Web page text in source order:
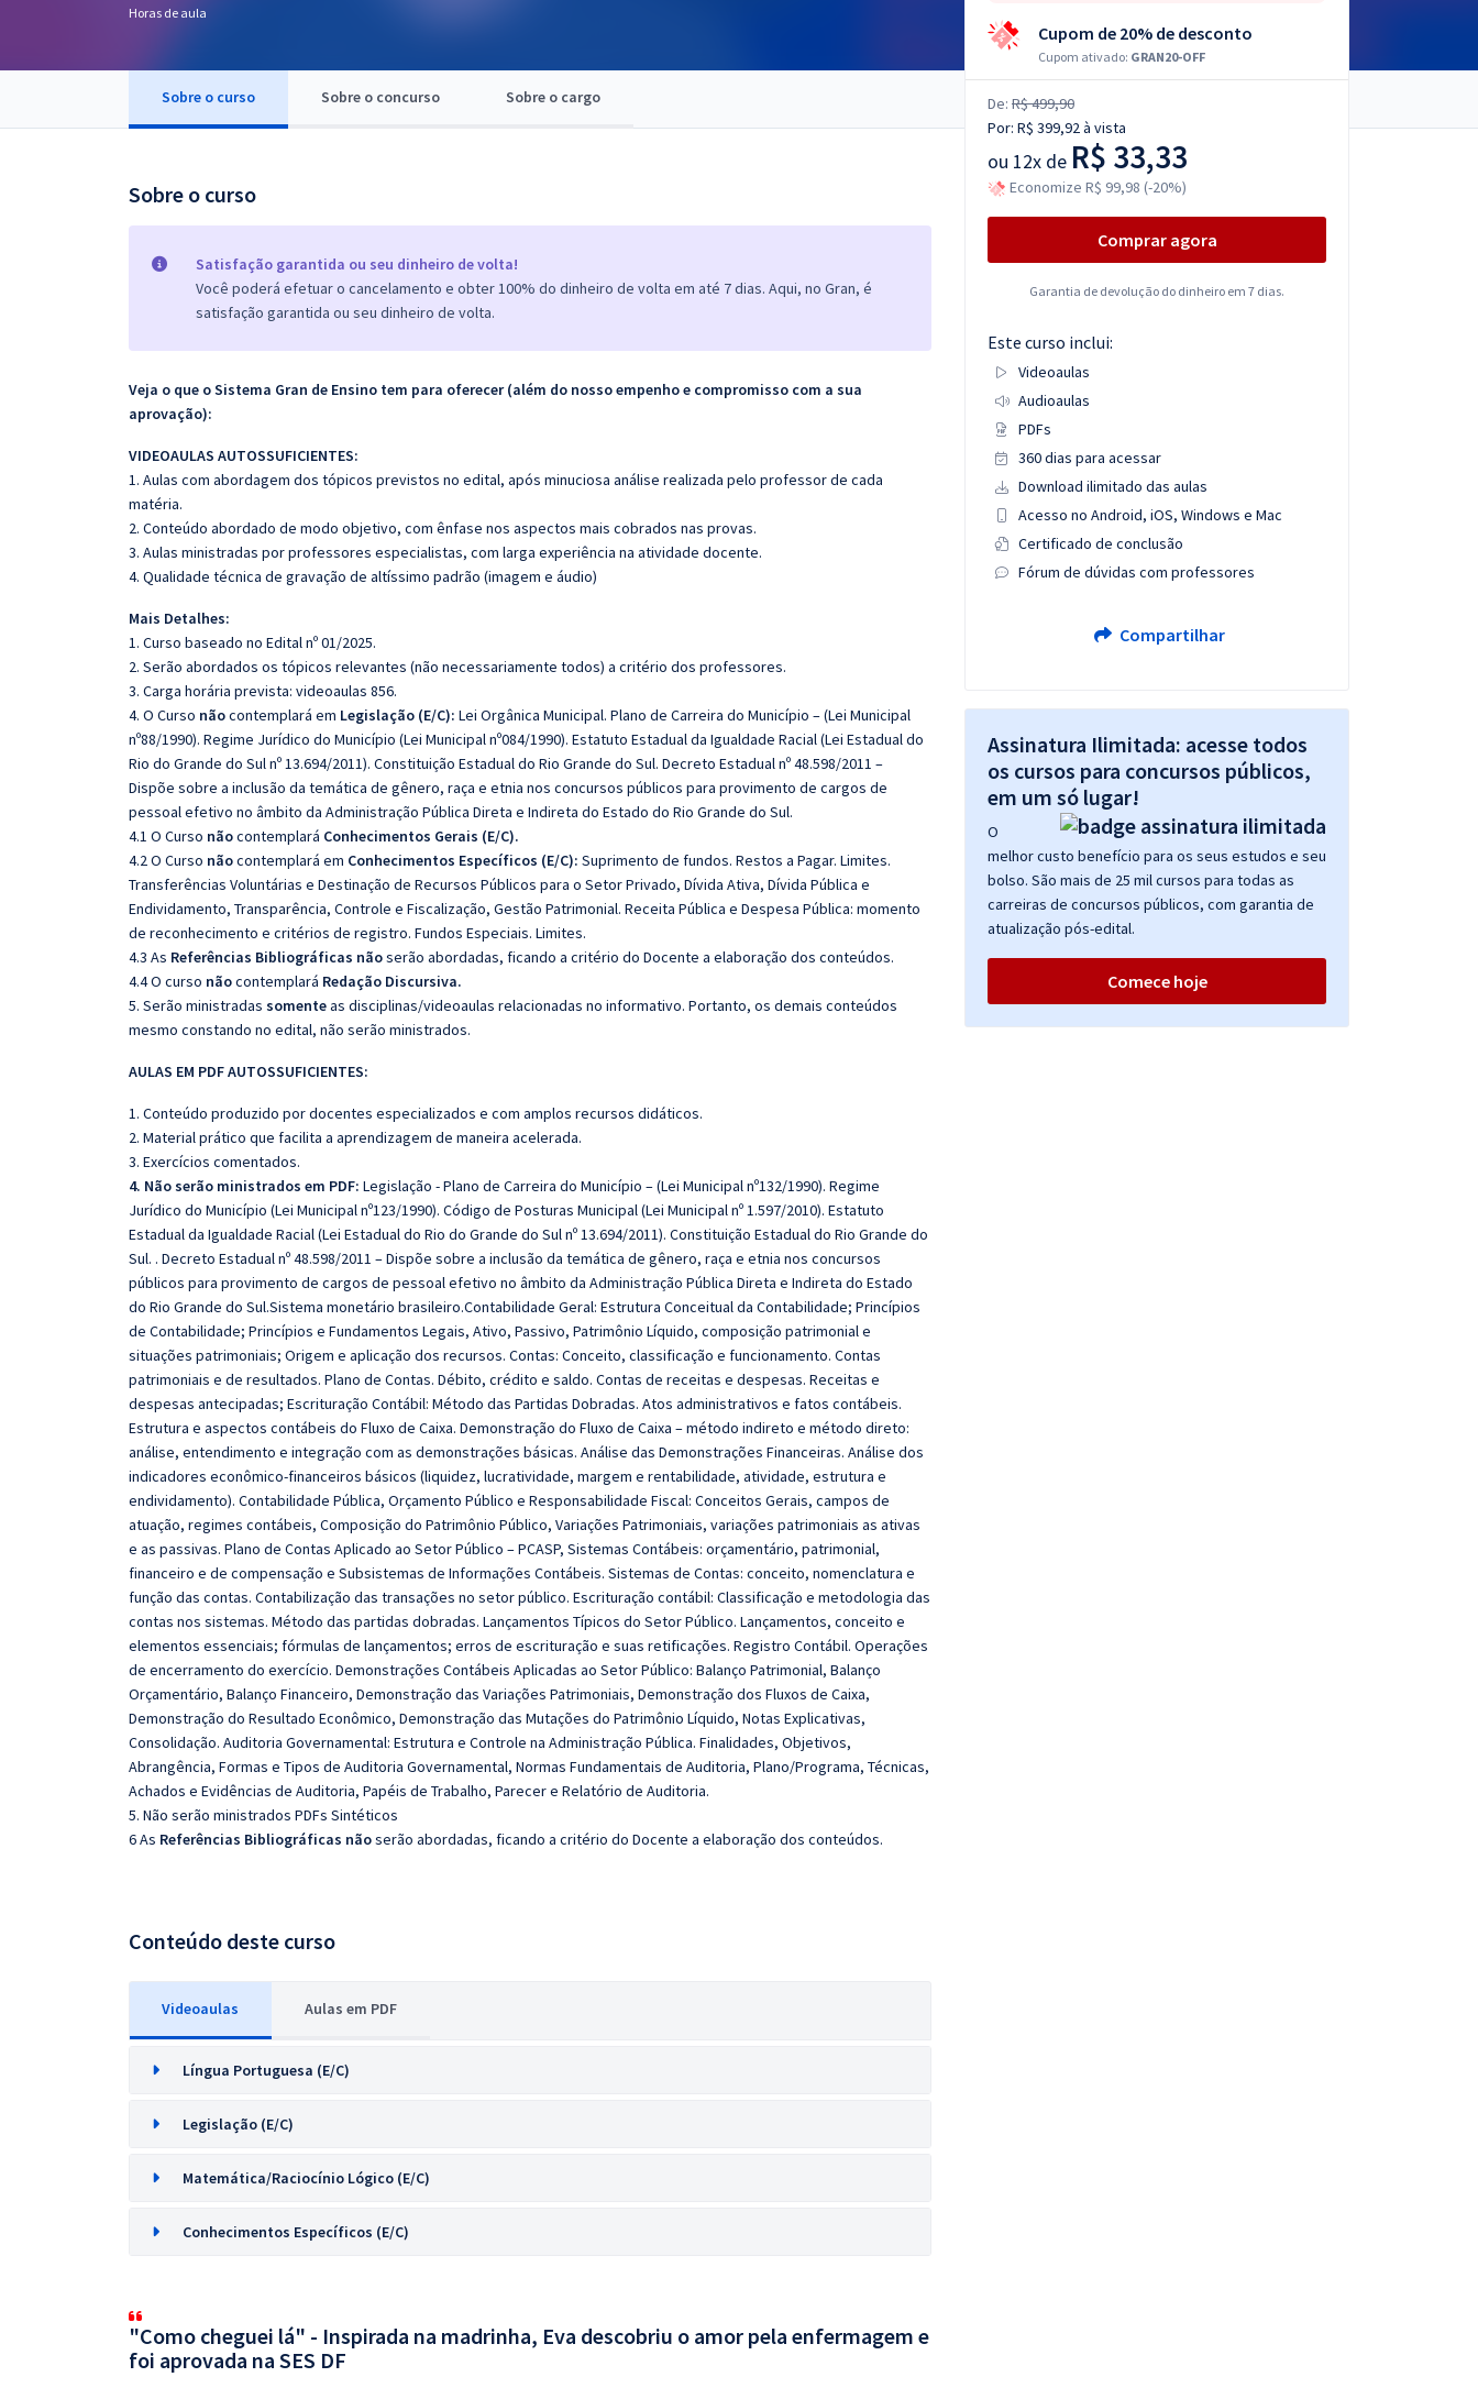
OAB
Questões grátis
Conteúdo gratuito
Horas de aula
Sobre o curso Sobre o concurso Sobre o cargo
Sobre o curso
Satisfação garantida ou seu dinheiro de volta!
Você poderá efetuar o cancelamento e obter 100% do dinheiro de volta em até 7 dias. Aqui, no Gran, é
satisfação garantida ou seu dinheiro de volta.
Veja o que o Sistema Gran de Ensino tem para oferecer (além do nosso empenho e compromisso com a sua
aprovação):
VIDEOAULAS AUTOSSUFICIENTES:
1. Aulas com abordagem dos tópicos previstos no edital, após minuciosa análise realizada pelo professor de cada
matéria.
2. Conteúdo abordado de modo objetivo, com ênfase nos aspectos mais cobrados nas provas.
3. Aulas ministradas por professores especialistas, com larga experiência na atividade docente.
4. Qualidade técnica de gravação de altíssimo padrão (imagem e áudio)
Mais Detalhes:
1. Curso baseado no Edital nº 01/2025.
2. Serão abordados os tópicos relevantes (não necessariamente todos) a critério dos professores.
3. Carga horária prevista: videoaulas 856.
4. O Curso nãocontemplará em Legislação (E/C): Lei Orgânica Municipal. Plano de Carreira do Município – (Lei Municipal
nº88/1990). Regime Jurídico do Município (Lei Municipal nº084/1990). Estatuto Estadual da Igualdade Racial (Lei Estadual do
Rio do Grande do Sul nº 13.694/2011). Constituição Estadual do Rio Grande do Sul. Decreto Estadual nº 48.598/2011 –
Dispõe sobre a inclusão da temática de gênero, raça e etnia nos concursos públicos para provimento de cargos de
pessoal efetivo no âmbito da Administração Pública Direta e Indireta do Estado do Rio Grande do Sul.
4.1 O Curso nãocontemplará Conhecimentos Gerais (E/C).
4.2 O Curso nãocontemplará em Conhecimentos Específicos (E/C): Suprimento de fundos. Restos a Pagar. Limites.
Transferências Voluntárias e Destinação de Recursos Públicos para o Setor Privado, Dívida Ativa, Dívida Pública e
Endividamento, Transparência, Controle e Fiscalização, Gestão Patrimonial. Receita Pública e Despesa Pública: momento
de reconhecimento e critérios de registro. Fundos Especiais. Limites.
4.3 As Referências Bibliográficas nãoserão abordadas, ficando a critério do Docente a elaboração dos conteúdos.
4.4 O curso nãocontemplará Redação Discursiva.
5. Serão ministradas somenteas disciplinas/videoaulas relacionadas no informativo. Portanto, os demais conteúdos
mesmo constando no edital, não serão ministrados.
AULAS EM PDF AUTOSSUFICIENTES:
1. Conteúdo produzido por docentes especializados e com amplos recursos didáticos.
2. Material prático que facilita a aprendizagem de maneira acelerada.
3. Exercícios comentados.
4. Não serão ministrados em PDF: Legislação - Plano de Carreira do Município – (Lei Municipal nº132/1990). Regime
Jurídico do Município (Lei Municipal nº123/1990). Código de Posturas Municipal (Lei Municipal nº 1.597/2010). Estatuto
Estadual da Igualdade Racial (Lei Estadual do Rio do Grande do Sul nº 13.694/2011). Constituição Estadual do Rio Grande do
Sul. . Decreto Estadual nº 48.598/2011 – Dispõe sobre a inclusão da temática de gênero, raça e etnia nos concursos
públicos para provimento de cargos de pessoal efetivo no âmbito da Administração Pública Direta e Indireta do Estado
do Rio Grande do Sul.Sistema monetário brasileiro.Contabilidade Geral: Estrutura Conceitual da Contabilidade; Princípios
de Contabilidade; Princípios e Fundamentos Legais, Ativo, Passivo, Patrimônio Líquido, composição patrimonial e
situações patrimoniais; Origem e aplicação dos recursos. Contas: Conceito, classificação e funcionamento. Contas
patrimoniais e de resultados. Plano de Contas. Débito, crédito e saldo. Contas de receitas e despesas. Receitas e
despesas antecipadas; Escrituração Contábil: Método das Partidas Dobradas. Atos administrativos e fatos contábeis.
Estrutura e aspectos contábeis do Fluxo de Caixa. Demonstração do Fluxo de Caixa – método indireto e método direto:
análise, entendimento e integração com as demonstrações básicas. Análise das Demonstrações Financeiras. Análise dos
indicadores econômico-financeiros básicos (liquidez, lucratividade, margem e rentabilidade, atividade, estrutura e
endividamento). Contabilidade Pública, Orçamento Público e Responsabilidade Fiscal: Conceitos Gerais, campos de
atuação, regimes contábeis, Composição do Patrimônio Público, Variações Patrimoniais, variações patrimoniais as ativas
e as passivas. Plano de Contas Aplicado ao Setor Público – PCASP, Sistemas Contábeis: orçamentário, patrimonial,
financeiro e de compensação e Subsistemas de Informações Contábeis. Sistemas de Contas: conceito, nomenclatura e
função das contas. Contabilização das transações no setor público. Escrituração contábil: Classificação e metodologia das
contas nos sistemas. Método das partidas dobradas. Lançamentos Típicos do Setor Público. Lançamentos, conceito e
elementos essenciais; fórmulas de lançamentos; erros de escrituração e suas retificações. Registro Contábil. Operações
de encerramento do exercício. Demonstrações Contábeis Aplicadas ao Setor Público: Balanço Patrimonial, Balanço
Orçamentário, Balanço Financeiro, Demonstração das Variações Patrimoniais, Demonstração dos Fluxos de Caixa,
Demonstração do Resultado Econômico, Demonstração das Mutações do Patrimônio Líquido, Notas Explicativas,
Consolidação. Auditoria Governamental: Estrutura e Controle na Administração Pública. Finalidades, Objetivos,
Abrangência, Formas e Tipos de Auditoria Governamental, Normas Fundamentais de Auditoria, Plano/Programa, Técnicas,
Achados e Evidências de Auditoria, Papéis de Trabalho, Parecer e Relatório de Auditoria.
5. Não serão ministrados PDFs Sintéticos
6 As Referências Bibliográficas nãoserão abordadas, ficando a critério do Docente a elaboração dos conteúdos.
Conteúdo deste curso
Videoaulas Aulas em PDF
Língua Portuguesa (E/C)
Legislação (E/C)
Matemática/Raciocínio Lógico (E/C)
Conhecimentos Específicos (E/C)
"Como cheguei lá" - Inspirada na madrinha, Eva descobriu o amor pela enfermagem e
foi aprovada na SES DF
Cupom de 20% de desconto
Cupom ativado: GRAN20-OFF
De: R$ 499,90
Por: R$ 399,92à vista
ou 12x de R$ 33,33
Economize R$ 99,98 (-20%)
Comprar agora
Garantia de devolução do dinheiro em 7 dias.
Este curso inclui:
Videoaulas
Audioaulas
PDFs
360 dias para acessar
Download ilimitado das aulas
Acesso no Android, iOS, Windows e Mac
Certificado de conclusão
Fórum de dúvidas com professores
Compartilhar
Assinatura Ilimitada: acesse todos
os cursos para concursos públicos,
em um só lugar!
O
melhor custo benefício para os seus estudos e seu
bolso. São mais de 25 mil cursos para todas as
carreiras de concursos públicos, com garantia de
atualização pós-edital.
Comece hoje